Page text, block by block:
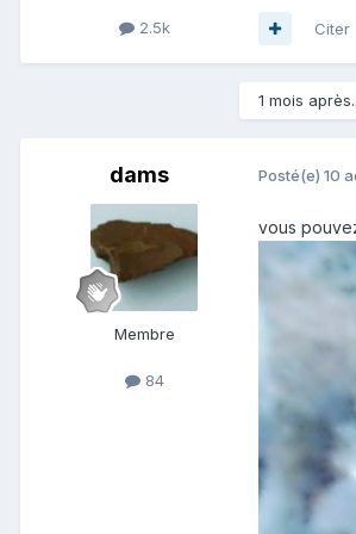
2.5k Citer
1 mois
dams
Membre
84
Posté(e) 10
vous